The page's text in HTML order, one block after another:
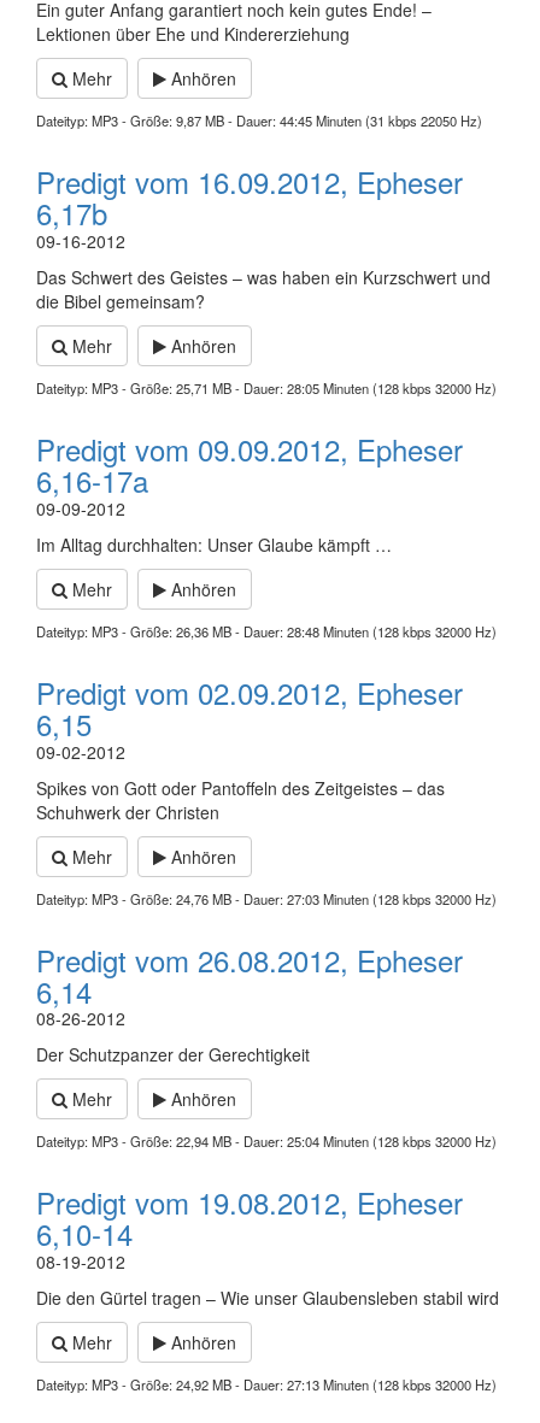
Ein guter Anfang garantiert noch kein gutes Ende! –
Lektionen über Ehe und Kindererziehung
Mehr
Anhören
Dateityp: MP3 - Größe: 9,87 MB - Dauer: 44:45 Minuten (31 kbps 22050 Hz)
Predigt vom 16.09.2012, Epheser
6,17b
09-16-2012
Das Schwert des Geistes – was haben ein Kurzschwert und
die Bibel gemeinsam?
Mehr
Anhören
Dateityp: MP3 - Größe: 25,71 MB - Dauer: 28:05 Minuten (128 kbps 32000 Hz)
Predigt vom 09.09.2012, Epheser
6,16-17a
09-09-2012
Im Alltag durchhalten: Unser Glaube kämpft …
Mehr
Anhören
Dateityp: MP3 - Größe: 26,36 MB - Dauer: 28:48 Minuten (128 kbps 32000 Hz)
Predigt vom 02.09.2012, Epheser
6,15
09-02-2012
Spikes von Gott oder Pantoffeln des Zeitgeistes – das
Schuhwerk der Christen
Mehr
Anhören
Dateityp: MP3 - Größe: 24,76 MB - Dauer: 27:03 Minuten (128 kbps 32000 Hz)
Predigt vom 26.08.2012, Epheser
6,14
08-26-2012
Der Schutzpanzer der Gerechtigkeit
Mehr
Anhören
Dateityp: MP3 - Größe: 22,94 MB - Dauer: 25:04 Minuten (128 kbps 32000 Hz)
Predigt vom 19.08.2012, Epheser
6,10-14
08-19-2012
Die den Gürtel tragen – Wie unser Glaubensleben stabil wird
Mehr
Anhören
Dateityp: MP3 - Größe: 24,92 MB - Dauer: 27:13 Minuten (128 kbps 32000 Hz)